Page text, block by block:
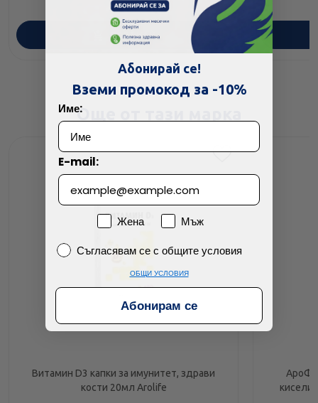
ПОРЪЧАЙ
Още от тази марка
Витамин D3 капки за имунитет, здрави
кости 20мл Arolife
Абонирай се!
Вземи промокод за -10%
Име:
E-mail:
ПолЖена
Мъж
Съгласявам се с общите условия
Съгласявам се с общите условия
ОБЩИ УСЛОВИЯ
Абонирам се